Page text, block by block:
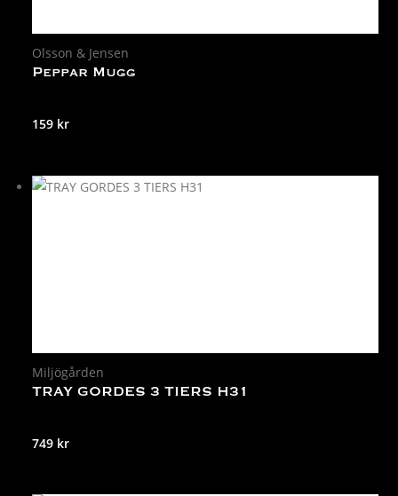
Olsson & Jensen
Peppar Mugg
159 kr
Miljögården
TRAY GORDES 3 TIERS H31
749 kr